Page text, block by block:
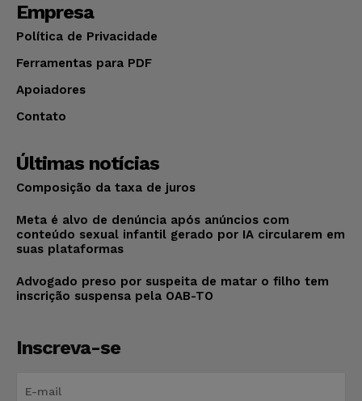
Empresa
Política de Privacidade
Ferramentas para PDF
Apoiadores
Contato
Últimas notícias
Composição da taxa de juros
Meta é alvo de denúncia após anúncios com
conteúdo sexual infantil gerado por IA circularem em
suas plataformas
Advogado preso por suspeita de matar o filho tem
inscrição suspensa pela OAB-TO
Inscreva-se